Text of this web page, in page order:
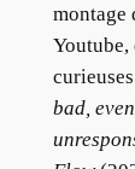
montage
bad,